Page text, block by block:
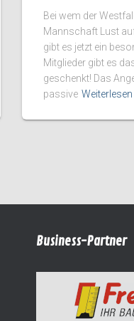
Bei wem der
Mannschaft Lust
gibt es jetzt ein
Mitglieder gibt es
geschenkt! Das
passive Weiterlesen
Business-Partner